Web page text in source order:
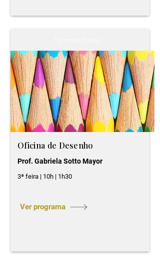
Oficina de Desenho
Prof. Gabriela Sotto Mayor
3ª feira | 10h | 1h30
Ver programa